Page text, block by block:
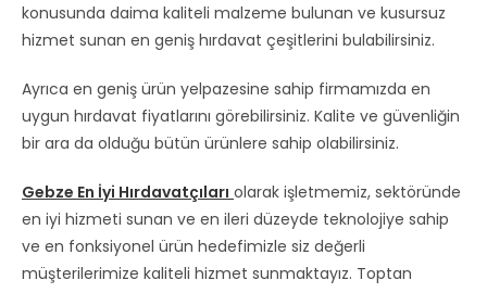
konusunda daima kaliteli malzeme bulunan ve kusursuz
hizmet sunan en geniş hırdavat çeşitlerini bulabilirsiniz.
Ayrıca en geniş ürün yelpazesine sahip firmamızda en
uygun hırdavat fiyatlarını görebilirsiniz. Kalite ve güvenliğin
bir ara da olduğu bütün ürünlere sahip olabilirsiniz.
Gebze En İyi Hırdavatçıları olarak işletmemiz, sektöründe
en iyi hizmeti sunan ve en ileri düzeyde teknolojiye sahip
ve en fonksiyonel ürün hedefimizle siz değerli
müşterilerimize kaliteli hizmet sunmaktayız. Toptan